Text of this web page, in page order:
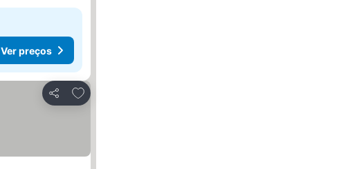
Ver preços
Partilhar
Adicionar aos favoritos